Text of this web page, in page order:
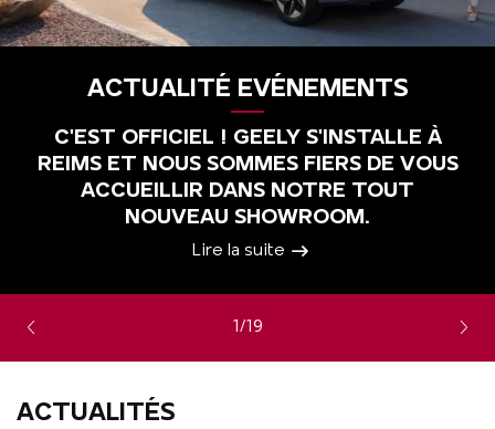
1/19
ACTUALITÉ EVÉNEMENTS
C'EST OFFICIEL ! GEELY S'INSTALLE À
REIMS ET NOUS SOMMES FIERS DE VOUS
ACCUEILLIR DANS NOTRE TOUT
NOUVEAU SHOWROOM.
Lire la suite
ACTUALITÉS